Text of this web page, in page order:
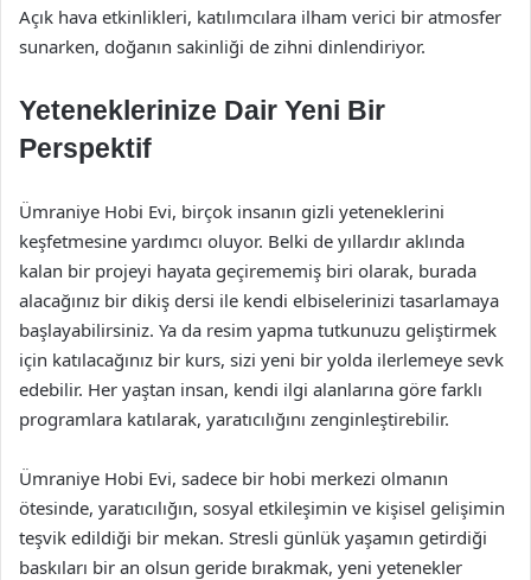
Açık hava etkinlikleri, katılımcılara ilham verici bir atmosfer
sunarken, doğanın sakinliği de zihni dinlendiriyor.
Yeteneklerinize Dair Yeni Bir
Perspektif
Ümraniye Hobi Evi, birçok insanın gizli yeteneklerini
keşfetmesine yardımcı oluyor. Belki de yıllardır aklında
kalan bir projeyi hayata geçirememiş biri olarak, burada
alacağınız bir dikiş dersi ile kendi elbiselerinizi tasarlamaya
başlayabilirsiniz. Ya da resim yapma tutkunuzu geliştirmek
için katılacağınız bir kurs, sizi yeni bir yolda ilerlemeye sevk
edebilir. Her yaştan insan, kendi ilgi alanlarına göre farklı
programlara katılarak, yaratıcılığını zenginleştirebilir.
Ümraniye Hobi Evi, sadece bir hobi merkezi olmanın
ötesinde, yaratıcılığın, sosyal etkileşimin ve kişisel gelişimin
teşvik edildiği bir mekan. Stresli günlük yaşamın getirdiği
baskıları bir an olsun geride bırakmak, yeni yetenekler